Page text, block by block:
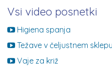
Vsi video posnetki
Higiena spanja
Težave v čeljustnem sklepu
Vaje za križ